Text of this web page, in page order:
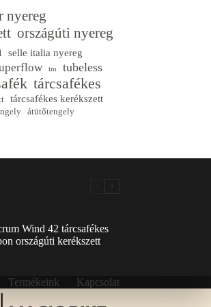
nyereg
országúti nyereg
selle italia nyereg
tm
tubeless
tárcsafékes
tárcsafékes kerékszett
átütőtengely
Wind 42 tárcsafékes
országúti kerékszett
Termékeink
Kapcsolat